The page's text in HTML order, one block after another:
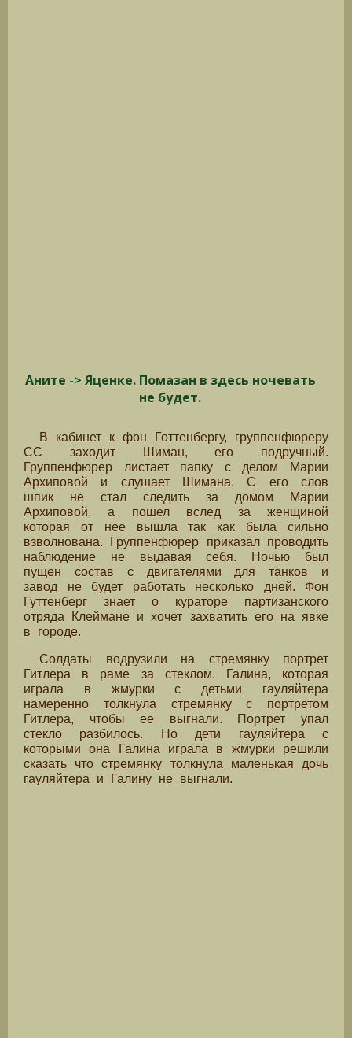
Аните -> Яценке. Помазан в здесь ночевать
не будет.
В кабинет к фон Готтенбергу, группенфюреру
СС заходит Шиман, его подручный.
Группенфюрер листает папку с делом Марии
Архиповой и слушает Шимана. С его слов
шпик не стал следить за домом Марии
Архиповой, а пошел вслед за женщиной
которая от нее вышла так как была сильно
взволнована. Группенфюрер приказал проводить
наблюдение не выдавая себя. Ночью был
пущен состав с двигателями для танков и
завод не будет работать несколько дней. Фон
Гуттенберг знает о кураторе партизанского
отряда Клеймане и хочет захватить его на явке
в городе.
Солдаты водрузили на стремянку портрет
Гитлера в раме за стеклом. Галина, которая
играла в жмурки с детьми гауляйтера
намеренно толкнула стремянку с портретом
Гитлера, чтобы ее выгнали. Портрет упал
стекло разбилось. Но дети гауляйтера с
которыми она Галина играла в жмурки решили
сказать что стремянку толкнула маленькая дочь
гауляйтера и Галину не выгнали.